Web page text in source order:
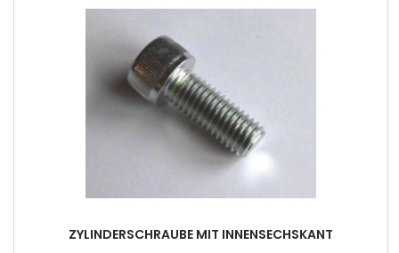
ZYLINDERSCHRAUBE MIT INNENSECHSKANT